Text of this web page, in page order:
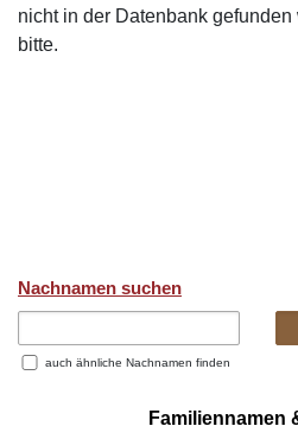
nicht in der Datenbank gefunden
bitte.
Nachnamen suchen
auch ähnliche Nachnamen finden
Familiennamen